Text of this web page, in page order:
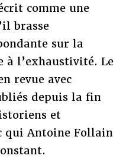
comme une
brasse
sur la
à l’exhaustivité. Le
revue avec
depuis la fin
et
qui Antoine Follain